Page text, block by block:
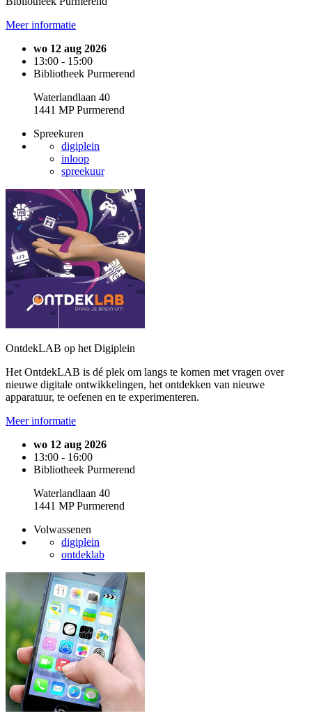
Meer informatie
wo 12 aug 2026
13:00 - 15:00
Bibliotheek Purmerend
Waterlandlaan 40
1441 MP Purmerend
Spreekuren
digiplein
inloop
spreekuur
OntdekLAB op het Digiplein
Het OntdekLAB is dé plek om langs te komen met vragen over
nieuwe digitale ontwikkelingen, het ontdekken van nieuwe
apparatuur, te oefenen en te experimenteren.
Meer informatie
wo 12 aug 2026
13:00 - 16:00
Bibliotheek Purmerend
Waterlandlaan 40
1441 MP Purmerend
Volwassenen
digiplein
ontdeklab